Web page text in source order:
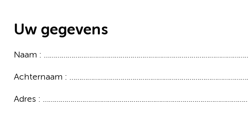
­­­­­­­­­­­­­­Uw gegevens
Naam :
Achternaam :
Adres :